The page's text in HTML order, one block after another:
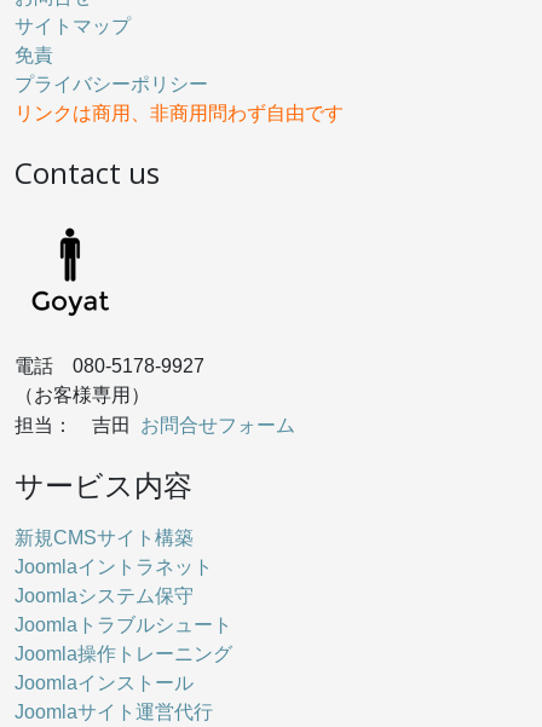
サイトマップ
免責
プライバシーポリシー
リンクは商用、非商用問わず自由です
Contact us
電話 080-5178-9927
（お客様専用）
担当： 吉田 お問合せフォーム
サービス内容
新規CMSサイト構築
Joomlaイントラネット
Joomlaシステム保守
Joomlaトラブルシュート
Joomla操作トレーニング
Joomlaインストール
Joomlaサイト運営代行